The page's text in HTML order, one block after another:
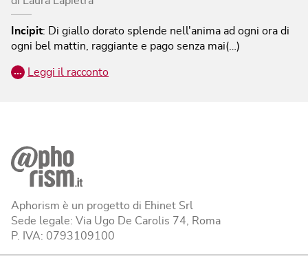
Incipit:
Di giallo dorato splende nell'anima ad ogni ora di
ogni bel mattin, raggiante e pago senza mai(…)
… Leggi il racconto
Aphorism è un progetto di Ehinet Srl
Sede legale: Via Ugo De Carolis 74, Roma
P. IVA: 0793109100